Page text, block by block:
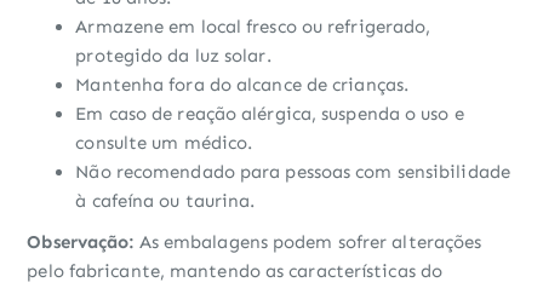
Armazene em local fresco ou refrigerado,
protegido da luz solar.
Mantenha fora do alcance de crianças.
Em caso de reação alérgica, suspenda o uso e
consulte um médico.
Não recomendado para pessoas com sensibilidade
à cafeína ou taurina.
Observação: As embalagens podem sofrer alterações
pelo fabricante, mantendo as características do